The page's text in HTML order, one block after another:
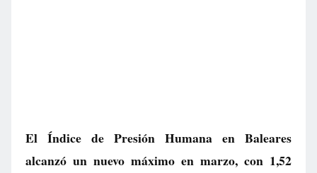
El Índice de Presión Humana en Baleares
alcanzó un nuevo máximo en marzo, con 1,52